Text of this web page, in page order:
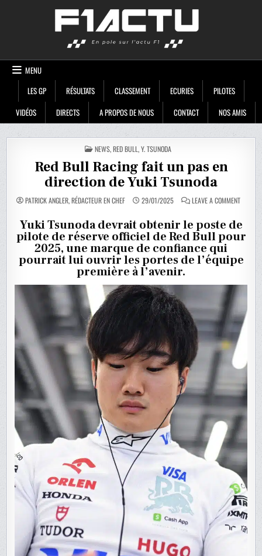
MENU
LES GP
RÉSULTATS CLASSEMENT ECURIES
PILOTES
VIDÉOS
DIRECTS A PROPOS DE NOUS CONTACT NOS AMIS
POSTED
IN
NEWS,RED BULL,Y. TSUNODA
Red Bull Racing fait un pas en
direction de Yuki Tsunoda
PATRICK ANGLER, RÉDACTEUR EN CHEF 29/01/2025 LEAVE A COMMENTON
RED
RACING
FAIT
UN
PAS
DE
Yuki Tsunoda devrait obtenir le poste de
pilote de réserve officiel de Red Bull pour
2025, une marque de confiance qui
pourrait lui ouvrir les portes de l’équipe
première à l’avenir.